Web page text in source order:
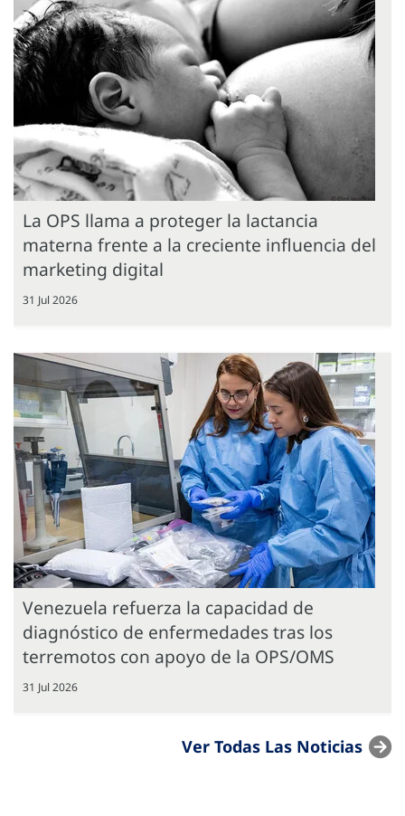
La OPS llama a proteger la lactancia
materna frente a la creciente influencia del
marketing digital
31 Jul 2026
Venezuela refuerza la capacidad de
diagnóstico de enfermedades tras los
terremotos con apoyo de la OPS/OMS
31 Jul 2026
Ver Todas Las Noticias